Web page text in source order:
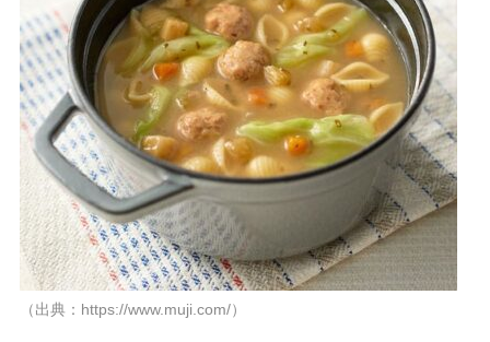
（出典：https://www.muji.com/）